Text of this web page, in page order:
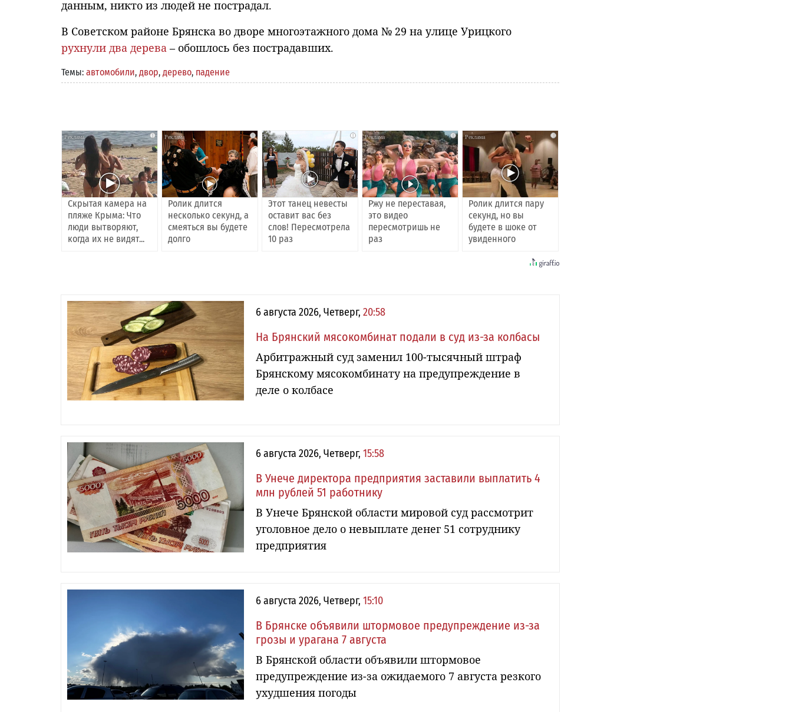
данным, никто из людей не пострадал.
В Советском районе Брянска во дворе многоэтажного дома № 29 на улице Урицкого
рухнули два дерева– обошлось без пострадавших.
Темы: автомобили, двор, дерево, падение
i
Скрытая камера на
пляже Крыма: Что
люди вытворяют,
когда их не видят...
i
Ролик длится
несколько секунд, а
смеяться вы будете
долго
i
Этот танец невесты
оставит вас без
слов! Пересмотрела
10 раз
i
Ржу не переставая,
это видео
пересмотришь не
раз
i
Ролик длится пару
секунд, но вы
будете в шоке от
увиденного
6 августа 2026, Четверг, 20:58
На Брянский мясокомбинат подали в суд из-за колбасы
Арбитражный суд заменил 100-тысячный штраф
Брянскому мясокомбинату на предупреждение в
деле о колбасе
6 августа 2026, Четверг, 15:58
В Унече директора предприятия заставили выплатить 4
млн рублей 51 работнику
В Унече Брянской области мировой суд рассмотрит
уголовное дело о невыплате денег 51 сотруднику
предприятия
6 августа 2026, Четверг, 15:10
В Брянске объявили штормовое предупреждение из-за
грозы и урагана 7 августа
В Брянской области объявили штормовое
предупреждение из-за ожидаемого 7 августа резкого
ухудшения погоды